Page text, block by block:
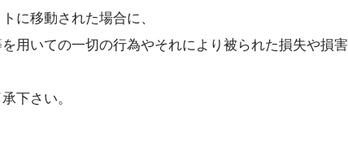
に移動された場合に、
用いての一切の行為やそれにより被られた損失や損害
下さい。